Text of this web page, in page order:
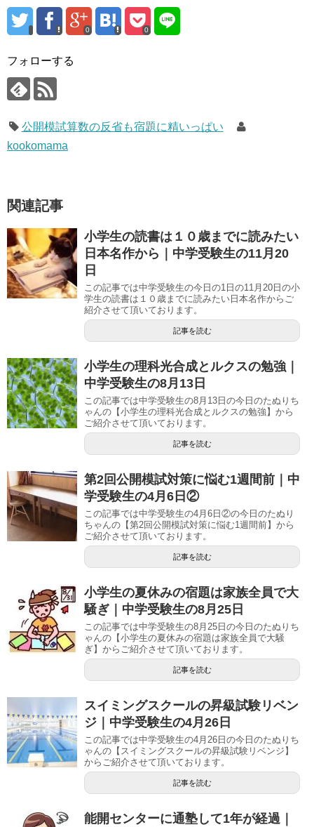
0 0
フォローする
公開模試算数の反省も宿題に精いっぱい
kookomama
関連記事
小学生の読書は１０歳までに読みたい
日本名作から｜中学受験生の11月20
日
この記事では中学受験生の今日の1日の11月20日の小
学生の読書は１０歳までに読みたい日本名作からご
紹介させて頂いております。
記事を読む
小学生の理科光合成とルクスの勉強｜
中学受験生の8月13日
この記事では中学受験生の8月13日の今日のたぬりち
ゃんの【小学生の理科光合成とルクスの勉強】から
ご紹介させて頂いております。
記事を読む
第2回公開模試対策に悩む1週間前｜中
学受験生の4月6日②
この記事では中学受験生の4月6日②の今日のたぬり
ちゃんの【第2回公開模試対策に悩む1週間前】から
ご紹介させて頂いております。
記事を読む
小学生の夏休みの宿題は家族全員で大
騒ぎ｜中学受験生の8月25日
この記事では中学受験生の8月25日の今日のたぬりち
ゃんの【小学生の夏休みの宿題は家族全員で大騒
ぎ】からご紹介させて頂いております。
記事を読む
スイミングスクールの昇級試験リベン
ジ｜中学受験生の4月26日
この記事では中学受験生の4月26日の今日のたぬりち
ゃんの【スイミングスクールの昇級試験リベンジ】
からご紹介させて頂いております。
記事を読む
能開センターに通塾して1年が経過｜